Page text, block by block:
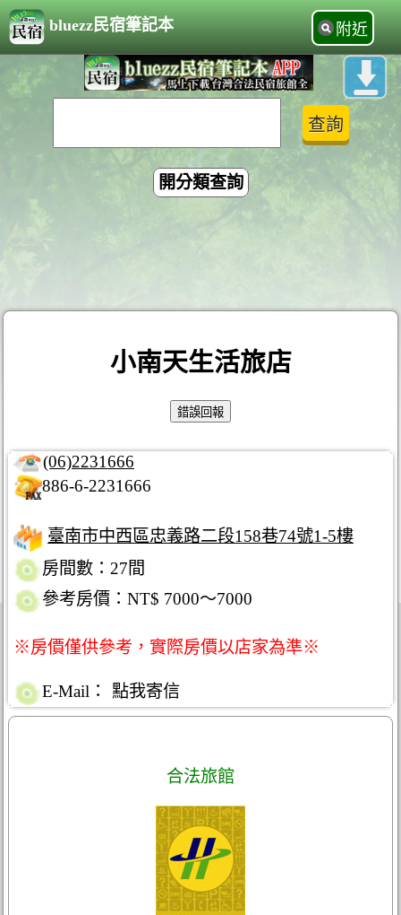
bluezz民宿筆記本 附近
開分類查詢
小南天生活旅店
(06)2231666
886-6-2231666
臺南市中西區忠義路二段158巷74號1-5樓
房間數：27間
參考房價：NT$ 7000～7000
※房價僅供參考，實際房價以店家為準※
E-Mail： 點我寄信
合法旅館